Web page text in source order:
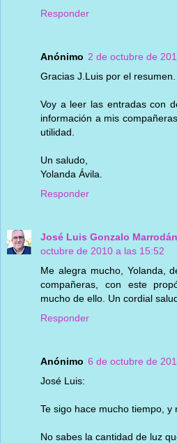
Responder
Anónimo 2 de octubre de
Gracias J.Luis por el resumen.
Voy a leer las entradas con
información a mis
utilidad.
Un saludo,
Yolanda Ávila.
Responder
José Luis Gonzalo
octubre de 2010 a las 15:52
Me alegra mucho, Yolanda,
compañeras, con este
mucho de ello. Un cordial
Responder
Anónimo 6 de octubre de
José Luis:
Te sigo hace mucho tiempo, y
No sabes la cantidad de luz